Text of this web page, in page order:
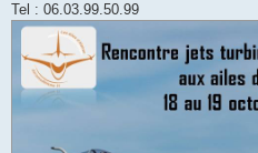
Tel : 06.03.99.50.99